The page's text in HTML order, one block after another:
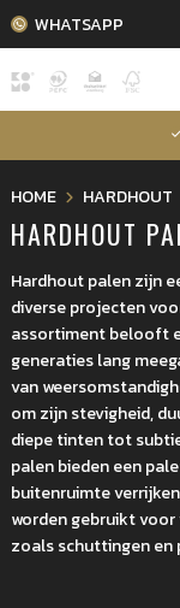
WHATSAPP
HOME HARDHOUT
HARDHOUT
Hardhout palen zijn
diverse projecten
assortiment belooft
generaties lang
van
om zijn stevigheid,
diepe tinten tot
palen bieden een
buitenruimte
worden gebruikt
zoals schuttingen en